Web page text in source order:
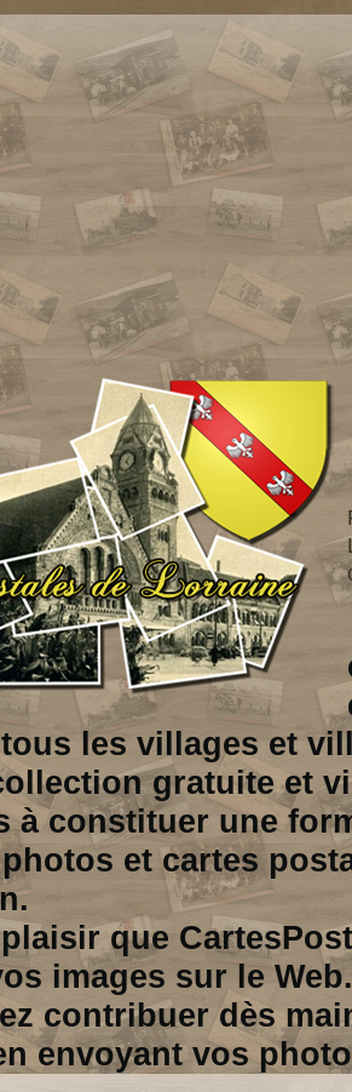
les villages et
gratuite et
à constituer une
et cartes
que
images sur le Web.
contribuer dès
envoyant vos